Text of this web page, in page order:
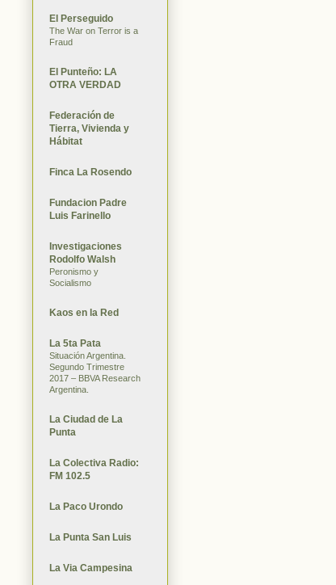
El Perseguido
The War on Terror is a
Fraud
El Punteño: LA
OTRA VERDAD
Federación de
Tierra, Vivienda y
Hábitat
Finca La Rosendo
Fundacion Padre
Luis Farinello
Investigaciones
Rodolfo Walsh
Peronismo y
Socialismo
Kaos en la Red
La 5ta Pata
Situación Argentina.
Segundo Trimestre
2017 – BBVA Research
Argentina.
La Ciudad de La
Punta
La Colectiva Radio:
FM 102.5
La Paco Urondo
La Punta San Luis
La Via Campesina